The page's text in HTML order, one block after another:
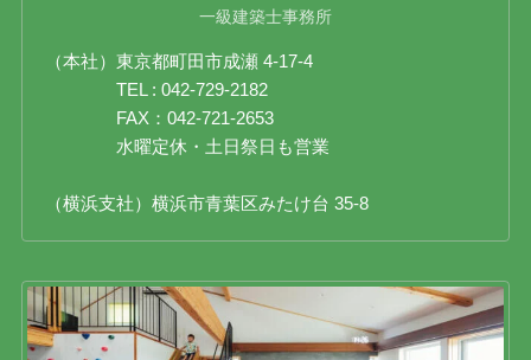
一級建築士事務所
（本社）東京都町田市成瀬 4-17-4
TEL : 042-729-2182
FAX：042-721-2653
水曜定休・土日祭日も営業
（横浜支社）横浜市青葉区みたけ台 35-8